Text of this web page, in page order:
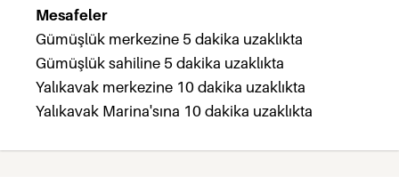
Mesafeler
Gümüşlük merkezine 5 dakika uzaklıkta
Gümüşlük sahiline 5 dakika uzaklıkta
Yalıkavak merkezine 10 dakika uzaklıkta
Yalıkavak Marina'sına 10 dakika uzaklıkta